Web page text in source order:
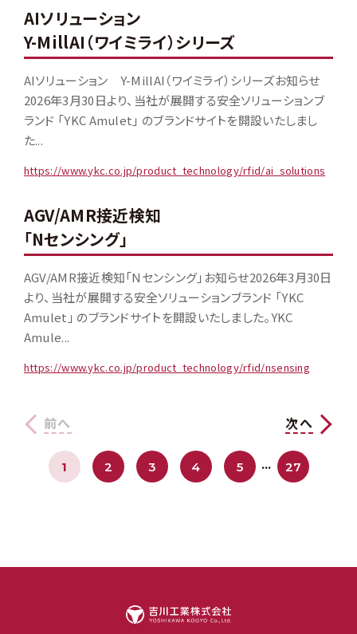
AIソリューション
Y-MillAI（ワイミライ）シリーズ
AIソリューション Y-MillAI（ワイミライ）シリーズお知らせ
2026年3月30日より、当社が展開する安全ソリューションブ
ランド 「YKC Amulet」 のブランドサイトを開設いたしまし
た...
https://www.ykc.co.jp/product_technology/rfid/ai_solutions
AGV/AMR接近検知
「Nセンシング」
AGV/AMR接近検知「Nセンシング」お知らせ2026年3月30日
より、当社が展開する安全ソリューションブランド 「YKC
Amulet」 のブランドサイトを開設いたしました。YKC
Amule...
https://www.ykc.co.jp/product_technology/rfid/nsensing
前へ 次へ
1 2 3 4 5 … 27